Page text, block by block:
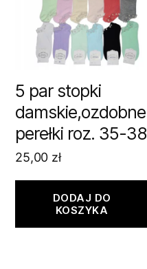
5 par stopki
damskie,ozdobne
perełki roz. 35-38
25,00 zł
DODAJ DO
KOSZYKA